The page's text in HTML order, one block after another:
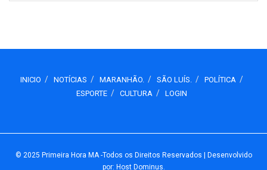
INICIO NOTÍCIAS MARANHÃO. SÃO LUÍS.
POLÍTICA
ESPORTE
CULTURA LOGIN
© 2025 Primeira Hora MA-Todos os Direitos Reservados
| Desenvolvido
por: Host Dominus.